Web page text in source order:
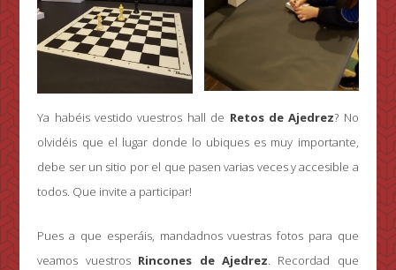
Ya habéis vestido vuestros hall de Retos de Ajedrez? No
olvidéis que el lugar donde lo ubiques es muy importante,
debe ser un sitio por el que pasen varias veces y accesible a
todos. Que invite a participar!
Pues a que esperáis, mandadnos vuestras fotos para que
veamos vuestros Rincones de Ajedrez. Recordad que